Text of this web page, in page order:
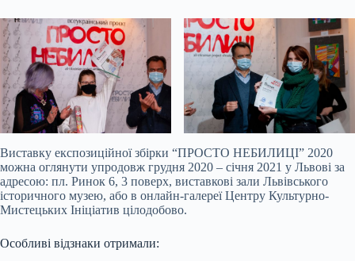
Виставку експозиційної збірки “ПРОСТО НЕБИЛИЦІ” 2020
можна оглянути упродовж грудня 2020 – січня 2021 у Львові за
адресою: пл. Ринок 6, 3 поверх, виставкові зали Львівського
історичного музею, або в онлайн-галереї Центру Культурно-
Мистецьких Ініціатив цілодобово.
Особливі відзнаки отримали: